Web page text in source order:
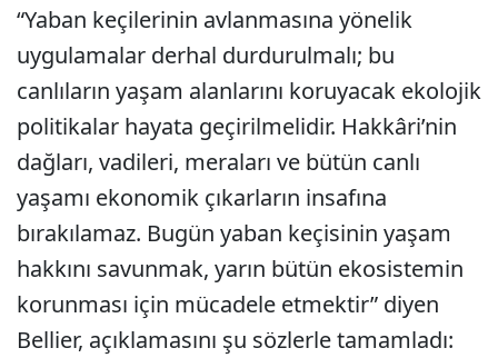
“Yaban keçilerinin avlanmasına yönelik
uygulamalar derhal durdurulmalı; bu
canlıların yaşam alanlarını koruyacak ekolojik
politikalar hayata geçirilmelidir. Hakkâri’nin
dağları, vadileri, meraları ve bütün canlı
yaşamı ekonomik çıkarların insafına
bırakılamaz. Bugün yaban keçisinin yaşam
hakkını savunmak, yarın bütün ekosistemin
korunması için mücadele etmektir” diyen
Bellier, açıklamasını şu sözlerle tamamladı: